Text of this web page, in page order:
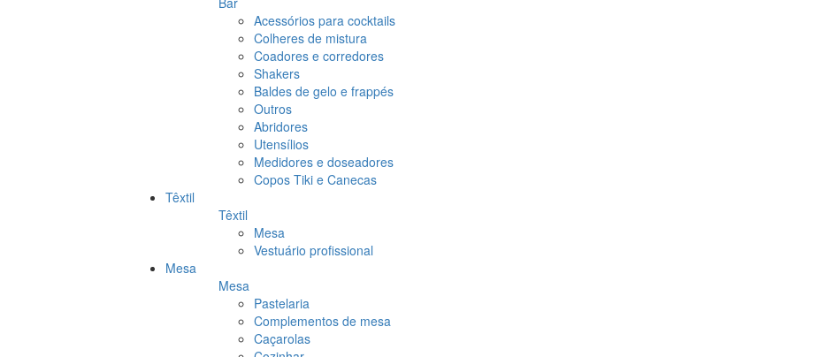
Acessórios para cocktails
Colheres de mistura
Coadores e corredores
Shakers
Baldes de gelo e frappés
Outros
Abridores
Utensílios
Medidores e doseadores
Copos Tiki e Canecas
Têxtil
Têxtil
Mesa
Vestuário profissional
Mesa
Mesa
Pastelaria
Complementos de mesa
Caçarolas